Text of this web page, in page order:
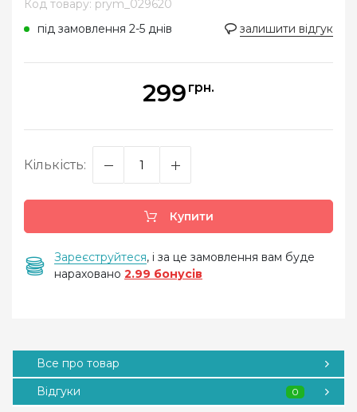
Код товару: prym_029620
під замовлення 2-5 днів
залишити відгук
299 грн.
Кількість:
Купити
Зареєструйтеся, і за це замовлення вам буде
нараховано 2.99 бонусів
Все про товар
Відгуки
0